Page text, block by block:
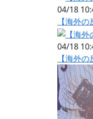
04/18
【海外
04/18
【海外